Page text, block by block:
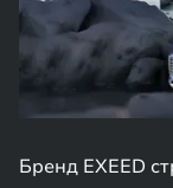
Бренд EXEED